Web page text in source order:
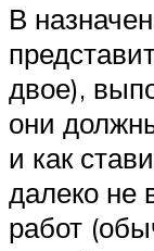
В
двое),
они
и как
далеко не
работ